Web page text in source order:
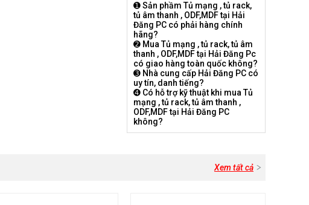
➊ Sản phầm Tủ mạng , tủ rack,
tủ âm thanh , ODF,MDF tại Hải
Đăng PC có phải hàng chính
hãng?
➋ Mua Tủ mạng , tủ rack, tủ âm
thanh , ODF,MDF tại Hải Đăng Pc
có giao hàng toàn quốc không?
➌ Nhà cung cấp Hải Đăng PC có
uy tín, danh tiếng?
➍ Có hỗ trợ kỹ thuật khi mua Tủ
mạng , tủ rack, tủ âm thanh ,
ODF,MDF tại Hải Đăng PC
không?
Xem tất cả